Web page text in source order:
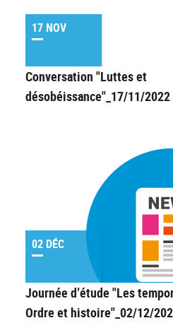
17 NOV
Conversation "Luttes et
désobéissance"_17/11/2022
02 DÉC
Journée d’étude "Les
Ordre et histoire"_02/12/